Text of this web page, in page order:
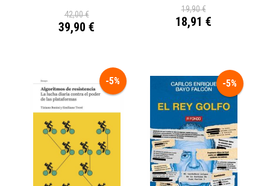
42,00 €
39,90 €
19,90 €
18,91 €
-5% -5%